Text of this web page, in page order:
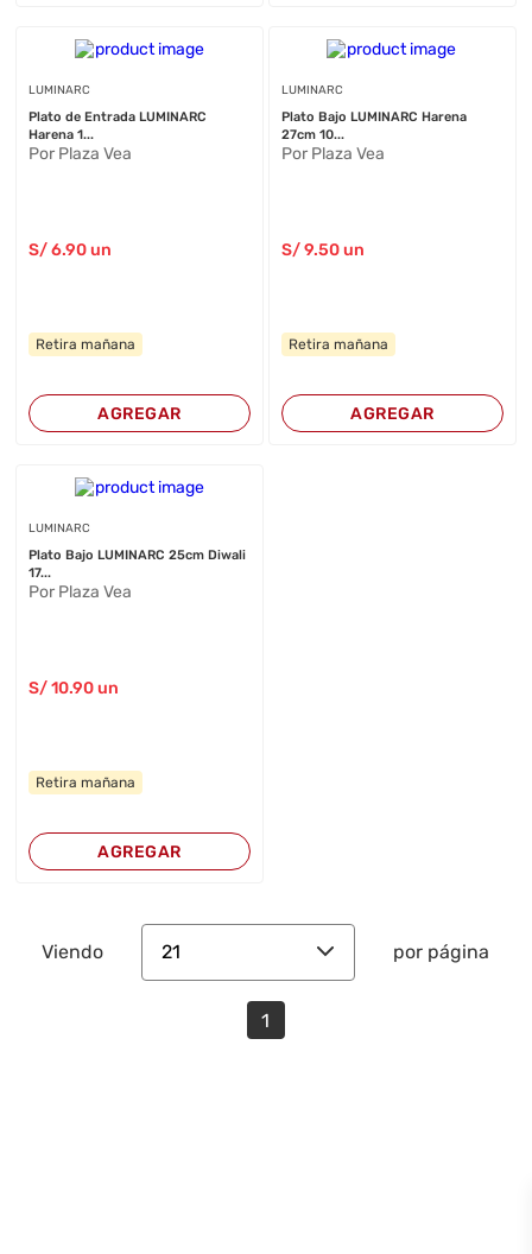
LUMINARC
Plato de Entrada LUMINARC
Harena 1...
Por Plaza Vea
S/6.90 un
Retira mañana
AGREGAR
LUMINARC
Plato Bajo LUMINARC Harena
27cm 10...
Por Plaza Vea
S/9.50un
Retira mañana
AGREGAR
LUMINARC
Plato Bajo LUMINARC 25cm Diwali
17...
Por Plaza Vea
S/10.90 un
Retira mañana
AGREGAR
Viendo 21 por página
1